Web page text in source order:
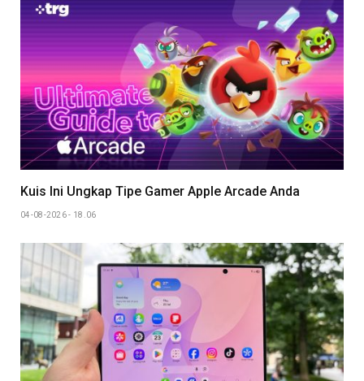
Kuis Ini Ungkap Tipe Gamer Apple Arcade Anda
04-08-2026 - 18.06